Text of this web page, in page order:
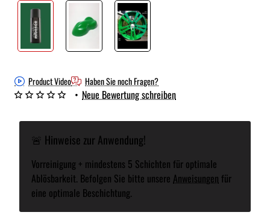
Product Video Haben Sie noch Fragen?
🚨 Hinweise zur Anwendung!
Vorreinigung + mindestens 5 Schichten für optimale
Ablösbarkeit. Befolgen Sie bitte unsere Anweisungen für
eine optimale Beschichtung.
• Neue Bewertung schreiben